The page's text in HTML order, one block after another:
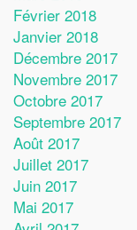
Février 2018
Janvier 2018
Décembre 2017
Novembre 2017
Octobre 2017
Septembre 2017
Août 2017
Juillet 2017
Juin 2017
Mai 2017